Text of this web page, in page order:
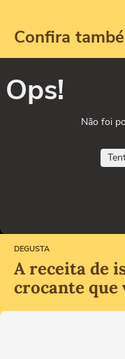
Confira
Ops!
Não foi
DEGUSTA
A receita de
crocante que